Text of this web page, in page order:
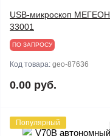
USB-микроскоп МЕГЕОН
33001
ПО ЗАПРОСУ
Код товара: geo-87636
0.00 руб.
Популярный